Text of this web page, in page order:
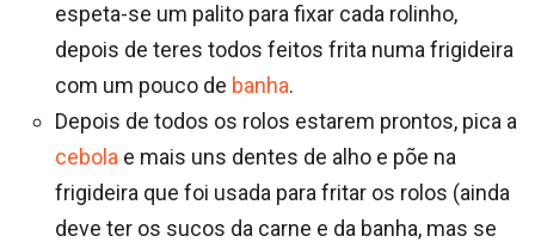
espeta-se um palito para fixar cada rolinho,
depois de teres todos feitos frita numa frigideira
com um pouco de banha.
Depois de todos os rolos estarem prontos, pica a
cebola e mais uns dentes de alho e põe na
frigideira que foi usada para fritar os rolos (ainda
deve ter os sucos da carne e da banha, mas se